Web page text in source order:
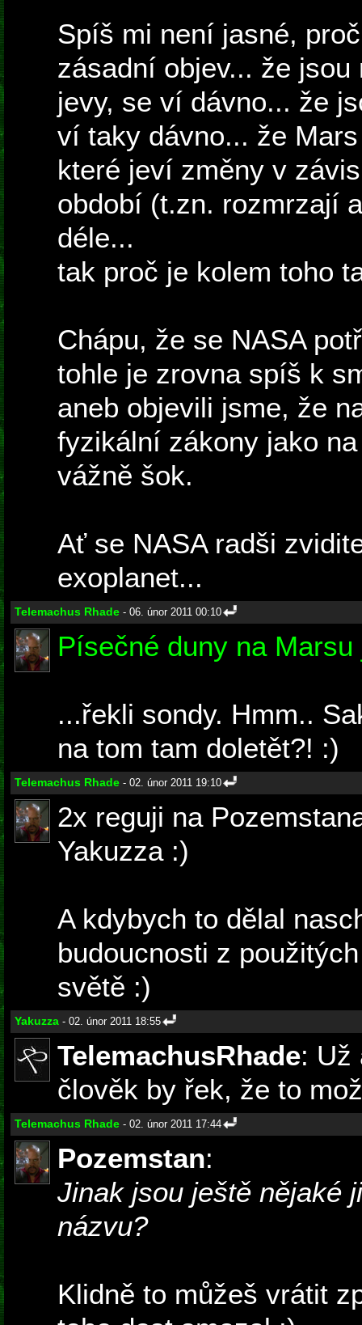
Spíš mi není jasné,
zásadní objev... že
jevy, se ví dávno... že
ví taky dávno... že
které jeví změny v
období (t.zn. rozmrzají
déle...
tak proč je kolem toho
Chápu, že se NASA
tohle je zrovna spíš k
aneb objevili jsme, že
fyzikální zákony jako
vážně šok.
Ať se NASA radši
exoplanet...
Telemachus Rhade - 06. únor 2011 00:10
Písečné duny na
...řekli sondy. Hmm..
na tom tam doletět?! :)
Telemachus Rhade - 02. únor 2011 19:10
2x reguji na
Yakuzza :)
A kdybych to dělal
budoucnosti z
světě :)
Yakuzza - 02. únor 2011 18:55
TelemachusRhade: Už
člověk by řek, že to
Telemachus Rhade - 02. únor 2011 17:44
Pozemstan:
Jinak jsou ještě nějaké
názvu?
Klidně to můžeš vrátit